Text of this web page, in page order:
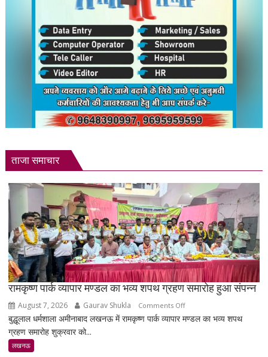
ताजा समाचार
रामकृष्ण पार्क व्यापार मण्डल का भव्य शपथ ग्रहण समारोह हुआ संपन्न
August 7, 2026 Gaurav Shukla Comments Offon
रामकृष्ण
बुद्धूलाल धर्मशाला अमीनाबाद लखनऊ में रामकृष्ण पार्क व्यापार मण्डल का भव्य शपथ
ग्रहण समारोह शुक्रवार को...
लखनऊ